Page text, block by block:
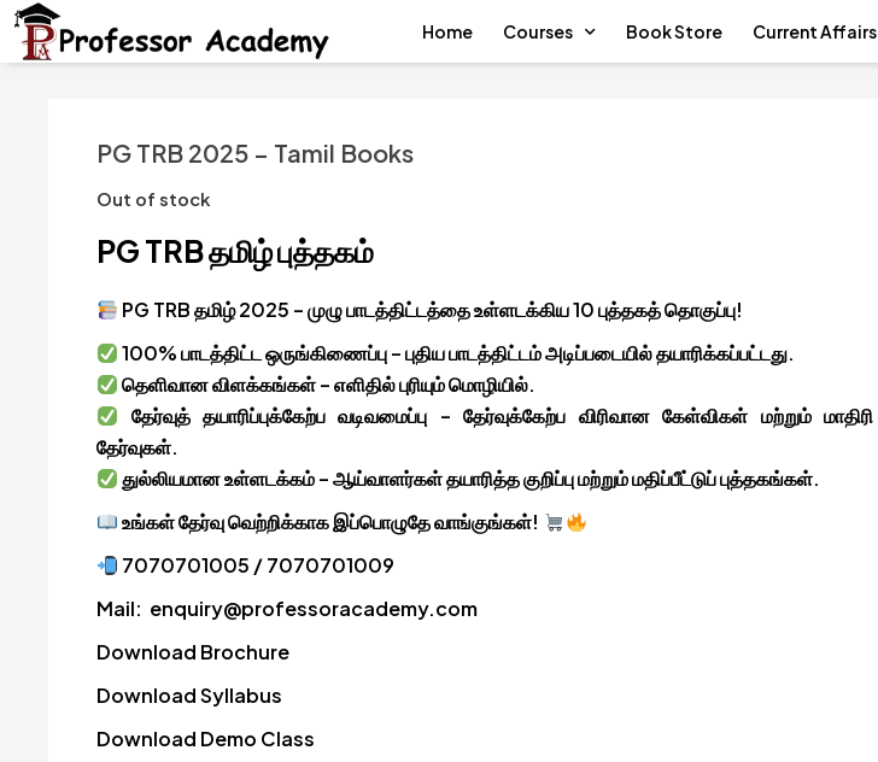
Home Courses Book Store Current Affairs
PG TRB 2025 – Tamil Books
Out of stock
PG TRB தமிழ் புத்தகம்
PG TRB தமிழ் 2025 – முழு பாடத்திட்டத்தை உள்ளடக்கிய 10 புத்தகத் தொகுப்பு!
100% பாடத்திட்ட ஒருங்கிணைப்பு – புதிய பாடத்திட்டம் அடிப்படையில் தயாரிக்கப்பட்டது.
தெளிவான விளக்கங்கள் – எளிதில் புரியும் மொழியில்.
தேர்வுத் தயாரிப்புக்கேற்ப வடிவமைப்பு – தேர்வுக்கேற்ப விரிவான கேள்விகள் மற்றும் மாதிரி
தேர்வுகள்.
துல்லியமான உள்ளடக்கம் – ஆய்வாளர்கள் தயாரித்த குறிப்பு மற்றும் மதிப்பீட்டுப் புத்தகங்கள்.
உங்கள் தேர்வு வெற்றிக்காக இப்பொழுதே வாங்குங்கள்!
7070701005 / 7070701009
Mail: enquiry@professoracademy.com
Download Brochure
DownloadSyllabus
Download Demo Class